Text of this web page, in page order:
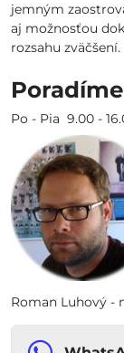
jemným
aj možnosťou
rozsahu zväčšení.
Po - Pia 9.00 -
Roman Luhový -